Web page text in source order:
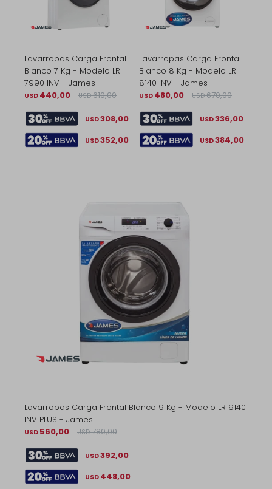
Lavarropas Carga Frontal
Blanco 7 Kg - Modelo LR
7990 INV - James
USD 440,00 USD 610,00
USD308,00
USD352,00
Lavarropas Carga Frontal
Blanco 8 Kg - Modelo LR
8140 INV - James
USD 480,00 USD 670,00
USD336,00
USD384,00
Lavarropas Carga Frontal Blanco 9 Kg - Modelo LR 9140
INV PLUS - James
USD 560,00 USD 780,00
USD392,00
USD 448,00